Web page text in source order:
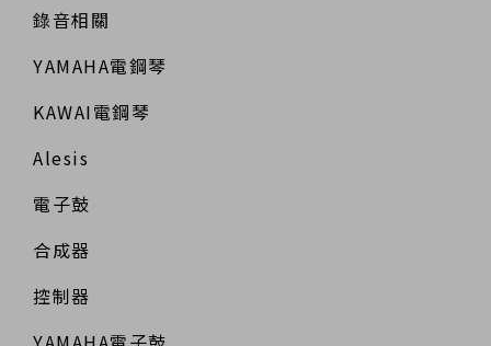
錄音相關
YAMAHA電鋼琴
KAWAI電鋼琴
Alesis
電子鼓
合成器
控制器